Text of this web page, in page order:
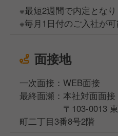
※最短2週間で内定となり
※毎月1日付のご入社が可
面接地
一次面接：WEB面接
最終面瀬：本社対面面接
〒103-0013 東京
町二丁目3番8号2階